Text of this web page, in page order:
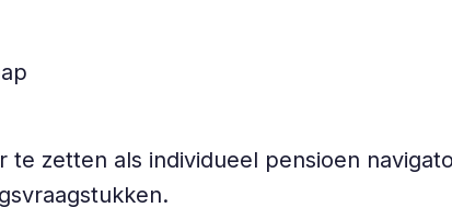
zetten als individueel pensioen